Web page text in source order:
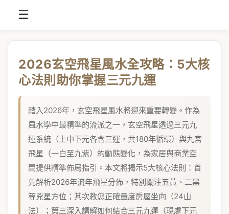
☰
2026玄空飛星風水全攻略：5大核
心法則助你掌握三元九運
踏入2026年，玄空飛星風水將迎來重要轉變。作為
風水學中最精準的流派之一，玄空飛星透過三元九
運系統（上中下元各含三運，共180年循環）與九宮
飛星（一白至九紫）的動態變化，為家居與商業空
間提供精準佈局指引。本文將揭示5大核心法則：首
先解析2026年流年飛星分佈，特別關注五黃、二黑
等兇星方位；其次教您正確量度房屋坐向（24山
法）；第三深入講解如何結合三元九運（現處下元